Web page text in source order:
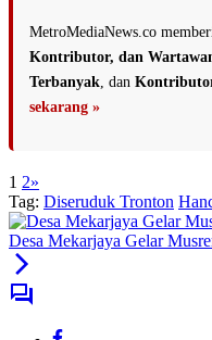
MetroMediaNews.co
Kontributor, dan
Terbanyak , dan
sekarang »
1 2»
Tag: Diseruduk Tronton
Desa Mekarjaya Gelar